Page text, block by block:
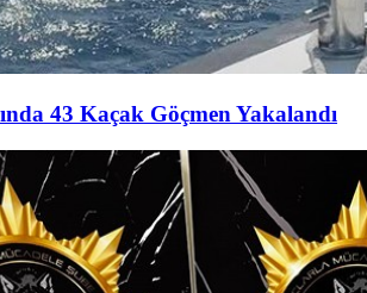
43 Kaçak Göçmen Yakalandı